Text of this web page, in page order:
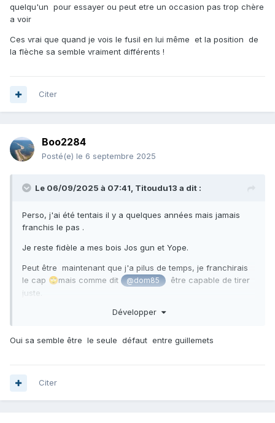
quelqu'un pour essayer ou peut etre un occasion pas trop chère
a voir
Ces vrai que quand je vois le fusil en lui même et la position de
la flèche sa semble vraiment différents !
Citer
Boo2284
Posté(e) le 6 septembre 2025
Le 06/09/2025 à 07:41, Titoudu13 a dit :
Perso, j'ai été tentais il y a quelques années mais jamais
franchis le pas .
Je reste fidèle a mes bois Jos gun et Yope.
Peut être maintenant que j'a pilus de temps, je franchirais
le cap 🙄mais comme dit @dom85
être capable de tirer
juste.
Développer
Oui sa semble être le seule défaut entre guillemets
Citer